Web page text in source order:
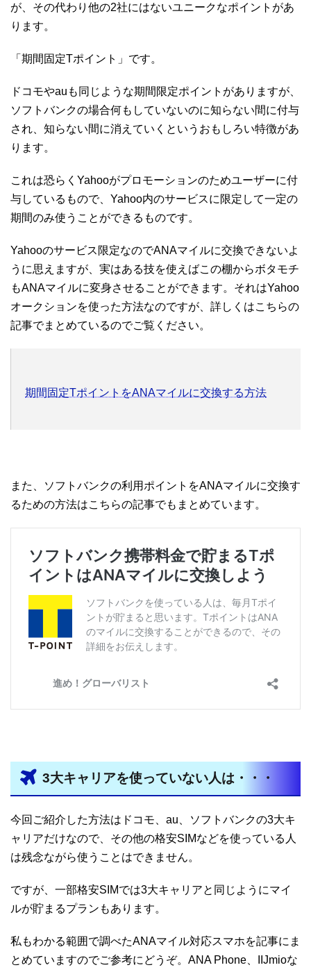
が、その代わり他の2社にはないユニークなポイントがあ
ります。
「期間固定Tポイント」です。
ドコモやauも同じような期間限定ポイントがありますが、
ソフトバンクの場合何もしていないのに知らない間に付与
され、知らない間に消えていくというおもしろい特徴があ
ります。
これは恐らくYahooがプロモーションのためユーザーに付
与しているもので、Yahoo内のサービスに限定して一定の
期間のみ使うことができるものです。
Yahooのサービス限定なのでANAマイルに交換できないよ
うに思えますが、実はある技を使えばこの棚からボタモチ
もANAマイルに変身させることができます。それはYahoo
オークションを使った方法なのですが、詳しくはこちらの
記事でまとめているのでご覧ください。
期間固定TポイントをANAマイルに交換する方法
また、ソフトバンクの利用ポイントをANAマイルに交換す
るための方法はこちらの記事でもまとめています。
3大キャリアを使っていない人は・・・
今回ご紹介した方法はドコモ、au、ソフトバンクの3大キ
ャリアだけなので、その他の格安SIMなどを使っている人
は残念ながら使うことはできません。
ですが、一部格安SIMでは3大キャリアと同じようにマイ
ルが貯まるプランもあります。
私もわかる範囲で調べたANAマイル対応スマホを記事にま
とめていますのでご参考にどうぞ。ANA Phone、IIJmioな